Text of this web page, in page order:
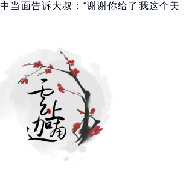
当面告诉大叔：“谢谢你给了我这个美